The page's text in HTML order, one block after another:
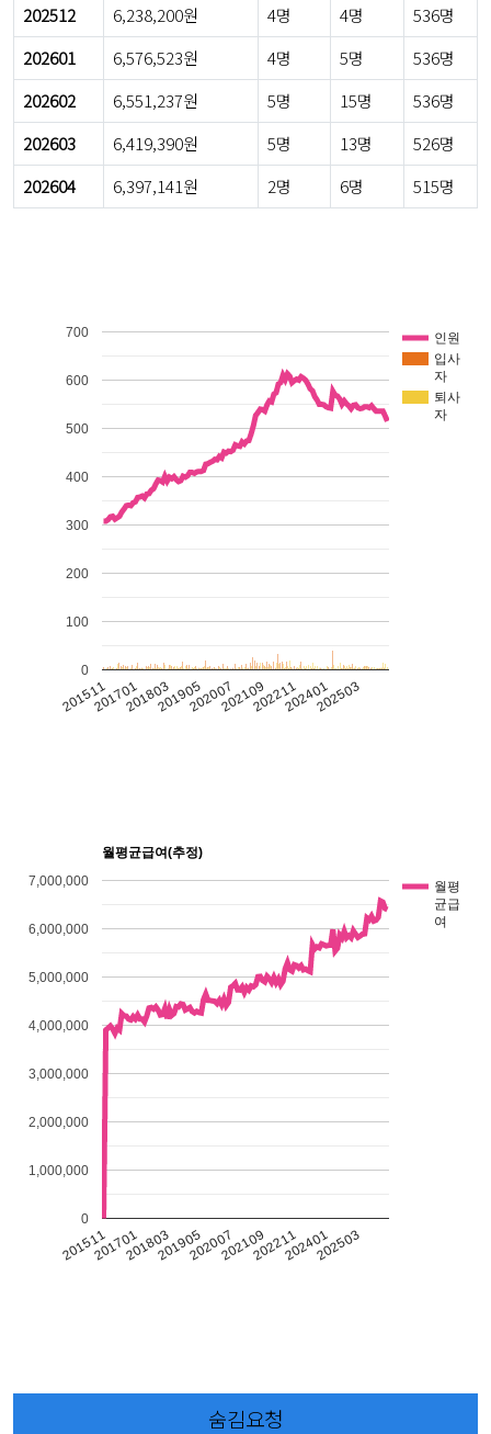
202512
6,238,200원 4명 4명
536명
202601
6,576,523원 4명 5명
536명
202602
6,551,237원 5명 15명
536명
202603
6,419,390원 5명 13명
526명
202604
6,397,141원 2명 6명 515명
인원
입사
자
퇴사
자
201511201701201803201905202007202109202211202401202503
0
100
200
300
400
500
600
700
월평균급여(추정)
월평
균급
여
201511201701201803201905202007202109202211202401202503
0
1,000,000
2,000,000
3,000,000
4,000,000
5,000,000
6,000,000
7,000,000
숨김요청